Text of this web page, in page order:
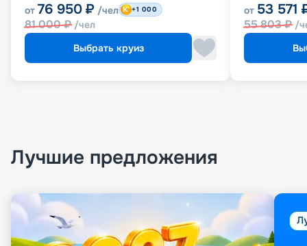
от 76 950 ₽ /чел
81 000₽ /чел
+1 000
Выбрать круиз
от 53 571
55 803₽ /
Лучшие предложения